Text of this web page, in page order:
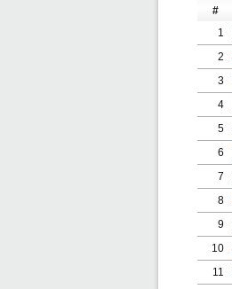
#
1
2
3
4
5
6
7
8
9
10
11